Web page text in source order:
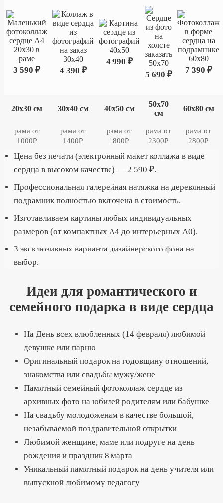
3 590 ₽ 4 390 ₽
4 990 ₽
5 690 ₽
7 390 ₽
20х30 см 30х40 см 40х50 см
50х70
см
60х80 см
рама от
1000₽
рама от
1400₽
рама от
1800₽
рама от
2300₽
рама от
2800₽
Цена без печати (электронный макет коллажа в виде
сердца в высоком качестве) — 2 590 ₽.
Профессиональная галерейная натяжка на деревянный
подрамник полностью включена в стоимость.
Изготавливаем картины любых индивидуальных
размеров (от компактных А4 до интерьерных А0).
3 эксклюзивных варианта дизайнерского фона на
выбор.
Идеи для романтического и
семейного подарка в виде сердца
На День всех влюбленных (14 февраля) любимой
девушке или парню
Оригинальный подарок на годовщину отношений,
знакомства или свадьбы мужу/жене
Памятный семейный фотоколлаж сердце из
архивных фото на юбилей родителям или бабушке
На свадьбу молодоженам в качестве большой,
незабываемой поздравительной открытки
Любимой женщине, маме или подруге на день
рождения и праздник 8 марта
Уникальный памятный подарок на день учителя или
выпускной любимому педагогу